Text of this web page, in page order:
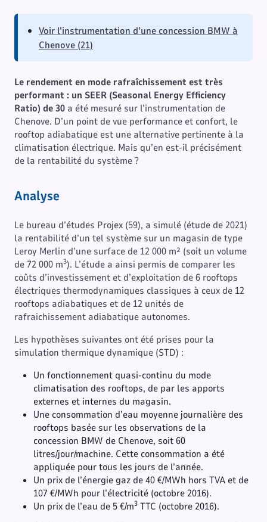
Voir l’instrumentation d’une concession BMW à
Chenove (21)
Le rendement en mode rafraîchissement est très
performant : un SEER (Seasonal Energy Efficiency
Ratio) de 30 a été mesuré sur l’instrumentation de
Chenove. D’un point de vue performance et confort, le
rooftop adiabatique est une alternative pertinente à la
climatisation électrique. Mais qu’en est-il précisément
de la rentabilité du système ?
Analyse
Le bureau d’études Projex (59), a simulé (étude de 2021)
la rentabilité d’un tel système sur un magasin de type
Leroy Merlin d’une surface de 12 000 m² (soit un volume
de 72 000 m3). L’étude a ainsi permis de comparer les
coûts d’investissement et d’exploitation de 6 rooftops
électriques thermodynamiques classiques à ceux de 12
rooftops adiabatiques et de 12 unités de
rafraichissement adiabatique autonomes.
Les hypothèses suivantes ont été prises pour la
simulation thermique dynamique (STD) :
Un fonctionnement quasi-continu du mode
climatisation des rooftops, de par les apports
externes et internes du magasin.
Une consommation d’eau moyenne journalière des
rooftops basée sur les observations de la
concession BMW de Chenove, soit 60
litres/jour/machine. Cette consommation a été
appliquée pour tous les jours de l’année.
Un prix de l’énergie gaz de 40 €/MWh hors TVA et de
107 €/MWh pour l’électricité (octobre 2016).
Un prix de l’eau de 5 €/m3 TTC (octobre 2016).